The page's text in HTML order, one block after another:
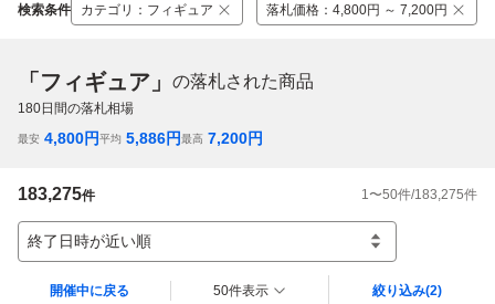
検索条件 カテゴリ ： フィギュア 落札価格 ： 4,800円 ～ 7,200円
「フィギュア」 の落札された商品
180日間の落札相場
最安 4,800円平均 5,886円最高 7,200円
183,275件 1 〜50件/183,275件
終了日時が近い順
開催中に戻る 50件表示 絞り込み(2)